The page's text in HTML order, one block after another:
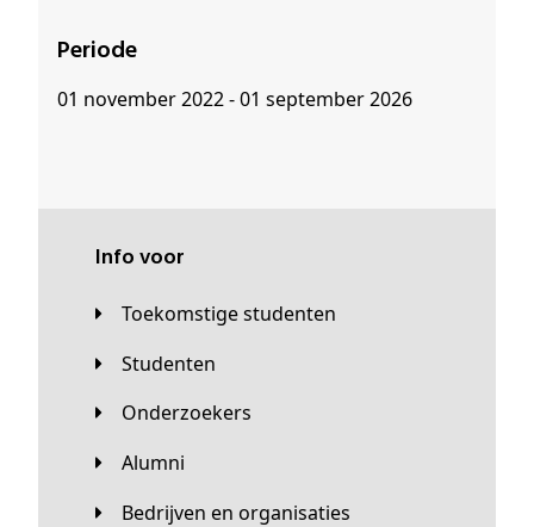
Periode
01 november 2022 - 01 september 2026
Info voor
Toekomstige studenten
Studenten
Onderzoekers
Alumni
Bedrijven en organisaties